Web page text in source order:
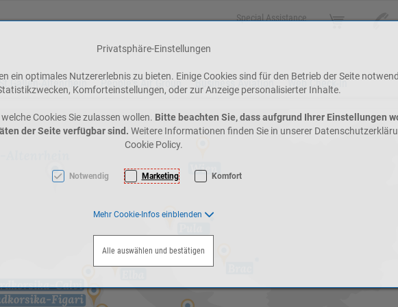
Special Assistance Online ShopKontakt
Altenrhein People's Air Group Business Aviation Web Check-In
Privatsphäre-Einstellungen
ein optimales Nutzererlebnis zu bieten. Einige Cookies sind für den Betrieb der Seite
Komforteinstellungen, oder zur Anzeige personalisierter Inhalte.
Cookies Sie zulassen wollen. Bitte beachten Sie, dass aufgrund Ihrer Einstellungen
der Seite verfügbar sind. Weitere Informationen finden Sie in unserer
Cookie Policy.
Notwendig Marketing Komfort
Mehr Cookie-Infos einblenden
Alle auswählen und bestätigen